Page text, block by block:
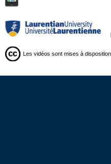
Les vidéos sont mises à